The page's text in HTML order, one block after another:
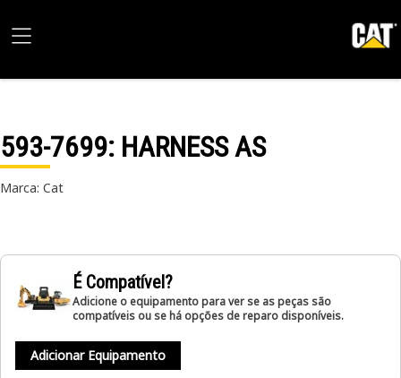
593-7699: HARNESS AS
Marca: Cat
É Compatível?
Adicione o equipamento para ver se as peças são
compatíveis ou se há opções de reparo disponíveis.
Adicionar Equipamento